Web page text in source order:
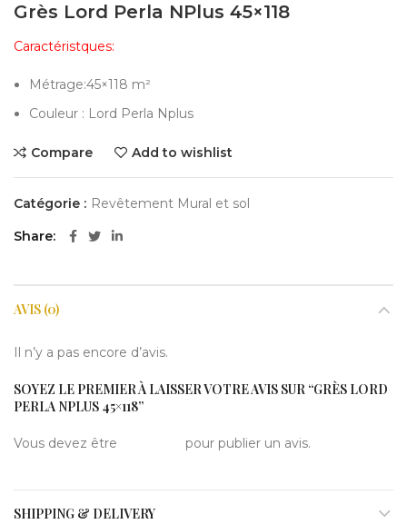
Grès Lord Perla NPlus 45×118
Caractéristques:
Métrage:45×118 m²
Couleur : Lord Perla Nplus
Compare Add to wishlist
Catégorie : Revêtement Mural et sol
Share
AVIS (0)
Il n’y a pas encore d’avis.
SOYEZ LE PREMIER À LAISSER VOTRE AVIS SUR “GRÈS LORD
PERLA NPLUS 45×118”
Vous devez être pour publier un avis.
SHIPPING & DELIVERY